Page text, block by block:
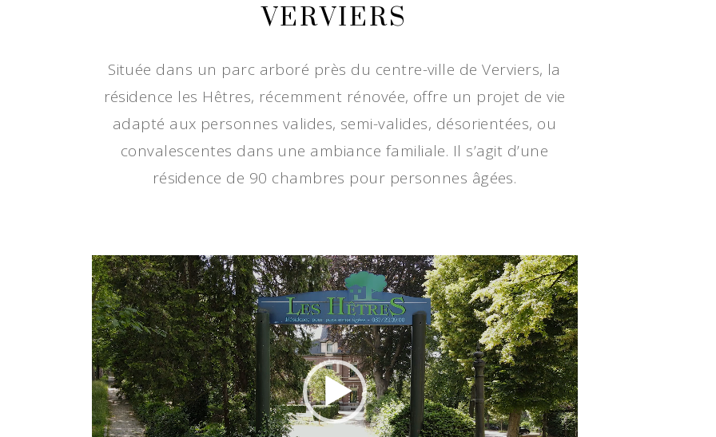
VERVIERS
Située dans un parc arboré près du centre-ville de Verviers, la
résidence les Hêtres, récemment rénovée, offre un projet de vie
adapté aux personnes valides, semi-valides, désorientées, ou
convalescentes dans une ambiance familiale. Il s’agit d’une
résidence de 90 chambres pour personnes âgées.
Lecteur
vidéo